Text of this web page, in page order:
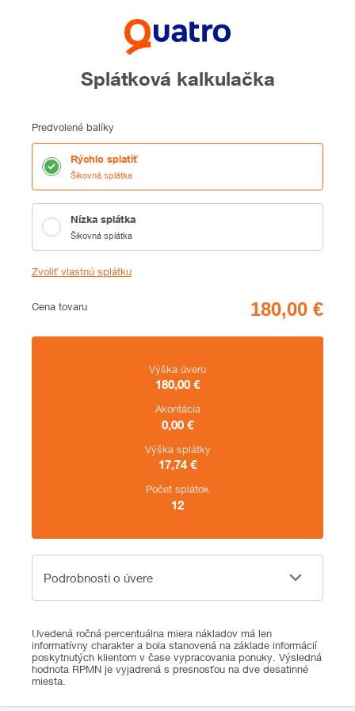
Splátková kalkulačka
Predvolené balíky
Rýchlo splatiť
Šikovná splátka
Nízka splátka
Šikovná splátka
Zvoliť vlastnú splátku
Cena
Cena tovaru
Zhrnutie
Výška úveru
180,00 €
Akontácia
0,00 €
Výška splátky
17,74 €
Počet splátok
12
Podrobnosti o úvere
Podrobnosti o úvere
Uvedená ročná percentuálna miera nákladov má len
informatívny charakter a bola stanovená na základe informácií
poskytnutých klientom v čase vypracovania ponuky. Výsledná
hodnota RPMN je vyjadrená s presnosťou na dve desatinné
miesta.